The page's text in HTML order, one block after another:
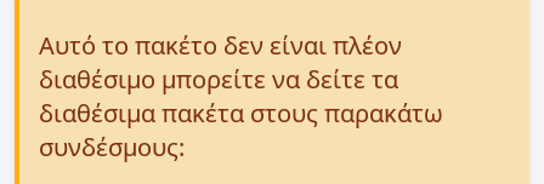
Αυτό το πακέτο δεν είναι πλέον
διαθέσιμο μπορείτε να δείτε τα
διαθέσιμα πακέτα στους παρακάτω
συνδέσμους: